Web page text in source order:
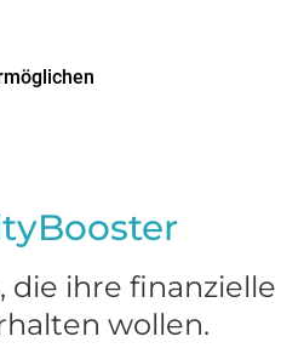
die ihre finanzielle
wollen.